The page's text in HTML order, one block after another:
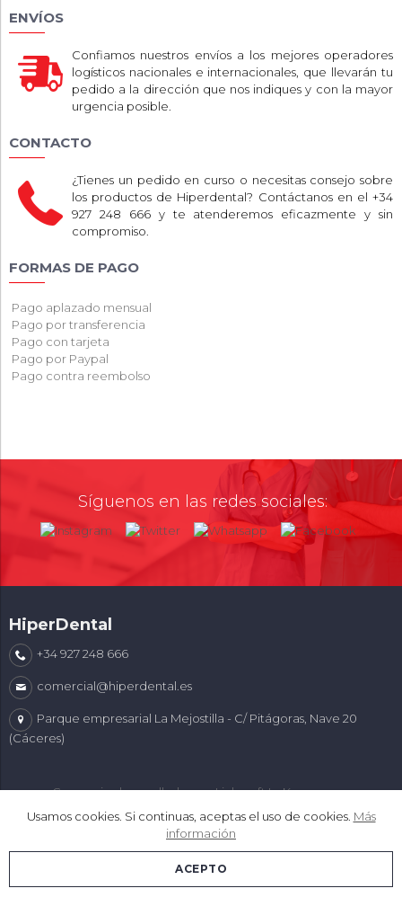
Usamos cookies. Si continuas, aceptas el uso de cookies. Más
información
ACEPTO
ENVÍOS
Confiamos nuestros envíos a los mejores operadores
logísticos nacionales e internacionales, que llevarán tu
pedido a la dirección que nos indiques y con la mayor
urgencia posible.
CONTACTO
¿Tienes un pedido en curso o necesitas consejo sobre
los productos de Hiperdental? Contáctanos en el +34
927 248 666 y te atenderemos eficazmente y sin
compromiso.
FORMAS DE PAGO
Pago aplazado mensual
Pago por transferencia
Pago con tarjeta
Pago por Paypal
Pago contra reembolso
Síguenos en las redes sociales:
HiperDental
+34 927 248 666
comercial@hiperdental.es
Parque empresarial La Mejostilla - C/ Pitágoras, Nave 20
(Cáceres)
Comercio desarrollado conLinkasoft LeKommerce